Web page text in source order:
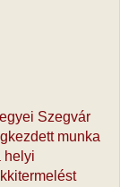
Szegvár
munka
helyi